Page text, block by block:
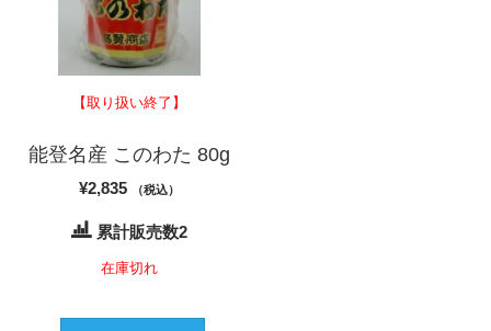
【取り扱い終了】
能登名産 このわた 80g
¥2,835 （税込）
累計販売数2
在庫切れ